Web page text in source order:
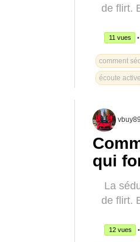
de flirt.
11 vues
comment
écoute active
vbuy89
qui
La
de flirt.
12 vues